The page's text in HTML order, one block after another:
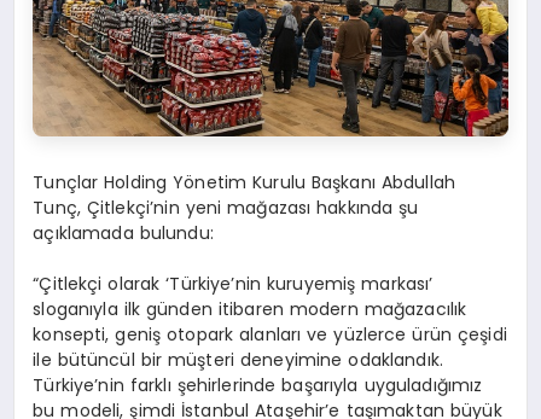
Tunçlar Holding Yönetim Kurulu Başkanı Abdullah
Tunç, Çitlekçi’nin yeni mağazası hakkında şu
açıklamada bulundu:
“Çitlekçi olarak ‘Türkiye’nin kuruyemiş markası’
sloganıyla ilk günden itibaren modern mağazacılık
konsepti, geniş otopark alanları ve yüzlerce ürün çeşidi
ile bütüncül bir müşteri deneyimine odaklandık.
Türkiye’nin farklı şehirlerinde başarıyla uyguladığımız
bu modeli, şimdi İstanbul Ataşehir’e taşımaktan büyük